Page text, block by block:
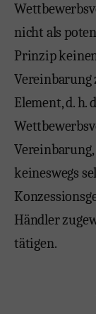
nicht als
Prinzip
Vereinbarung
Element, d. h.
keineswegs
Händler
tätigen.